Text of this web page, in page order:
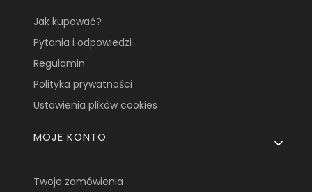
Jak kupować?
Pytania i odpowiedzi
Regulamin
Polityka prywatności
Ustawienia plików cookies
MOJE KONTO
Twoje zamówienia